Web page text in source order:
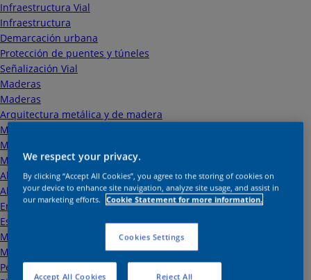
Infraestructura Vial
Infraestructura
Demarcación urbana
Protección de puentes y túneles
Señalización Vial
Maderas
Maderas
Arquitectura metálica y de madera
Muebles metálicos y de maderas
Mantenimiento
Mantenimiento
Alimentos y bebidas
Almacenamiento y transporte de aguas
Embarcaciones marinas y fluviales
Estructuras metálicas y equipos de trabajo
Mantenimiento Industrial
Minería, energía, eléctrico e iluminación
Petroleo, gas y químicos
We respect your privacy.
By clicking “Accept All Cookies”, you agree to the storing of cookies on
your device to enhance site navigation, analyze site usage, and assist in
our marketing efforts.
Cookie Statement for more information.
Cookies Settings
Reject All
Accept All Cookies